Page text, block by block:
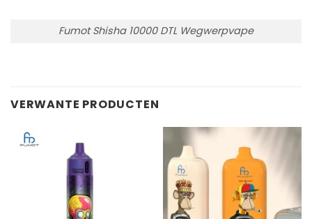
Fumot Shisha 10000 DTL Wegwerpvape
VERWANTE PRODUCTEN